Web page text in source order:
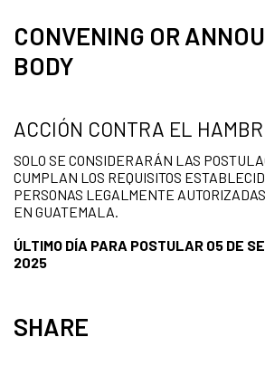
CONVENING OR
BODY
ACCIÓN CONTRA EL
SOLO SE CONSIDERARÁN LAS
CUMPLAN LOS REQUISITOS
PERSONAS LEGALMENTE
EN GUATEMALA.
ÚLTIMO DÍA PARA POSTULAR 05 DE
2025
SHARE